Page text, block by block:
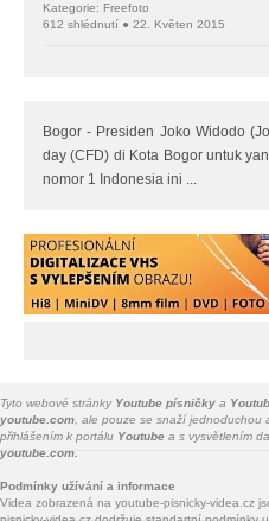
Kategorie: Freefoto
612 shlédnutí ● 22. Květen 2015
Bogor - Presiden Joko Widodo
day (CFD) di Kota Bogor untuk
nomor 1 Indonesia ini ...
Tyto webové stránky Youtube písničky a
youtube.com , ale pouze se snaží jednoduchou
přihlášením k portálu Youtube a s vysvětlením
youtube.com.
Podmínky užívání a informace
Videa zobrazená na youtube-pisnicky-videa.cz